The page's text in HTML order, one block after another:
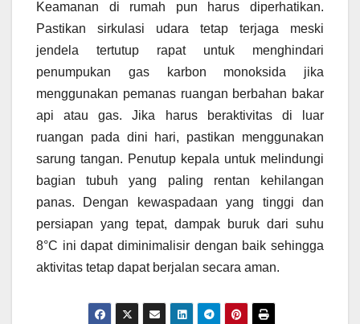
Keamanan di rumah pun harus diperhatikan.
Pastikan sirkulasi udara tetap terjaga meski
jendela tertutup rapat untuk menghindari
penumpukan gas karbon monoksida jika
menggunakan pemanas ruangan berbahan bakar
api atau gas. Jika harus beraktivitas di luar
ruangan pada dini hari, pastikan menggunakan
sarung tangan. Penutup kepala untuk melindungi
bagian tubuh yang paling rentan kehilangan
panas. Dengan kewaspadaan yang tinggi dan
persiapan yang tepat, dampak buruk dari suhu
8°C ini dapat diminimalisir dengan baik sehingga
aktivitas tetap dapat berjalan secara aman.